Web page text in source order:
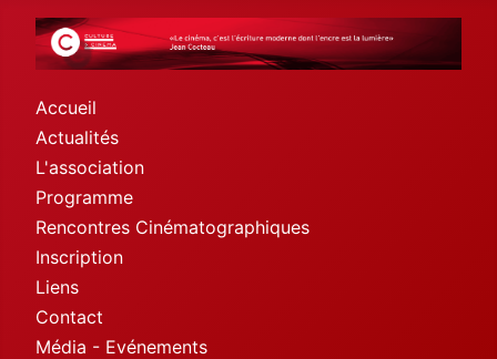
Accueil
Actualités
L'association
Programme
Rencontres Cinématographiques
Inscription
Liens
Contact
Média - Evénements